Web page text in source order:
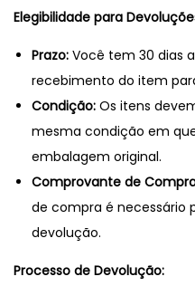
Elegibilidade para
Prazo: Você tem 30 dias
recebimento do item
Condição: Os itens
mesma condição em
embalagem original.
Comprovante de
de compra é necessário
devolução.
Processo de Devolução: